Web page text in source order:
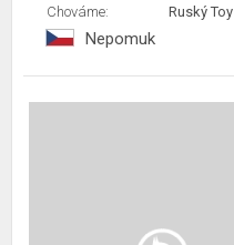
Chováme:
Ruský Toy
Nepomuk